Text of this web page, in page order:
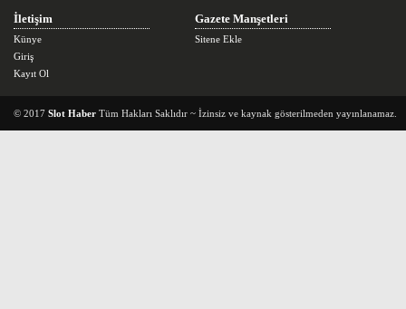
İletişim
Künye
Giriş
Kayıt Ol
Gazete Manşetleri
Sitene Ekle
© 2017 Slot Haber Tüm Hakları Saklıdır ~ İzinsiz ve kaynak gösterilmeden yayınlanamaz.